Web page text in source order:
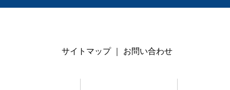
サイトマップ ｜ お問い合わせ